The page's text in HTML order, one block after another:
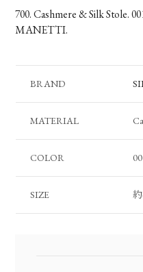
700. Cashmere & Silk Stole.
MANETTI.
BRAND
MATERIAL
COLOR
SIZE